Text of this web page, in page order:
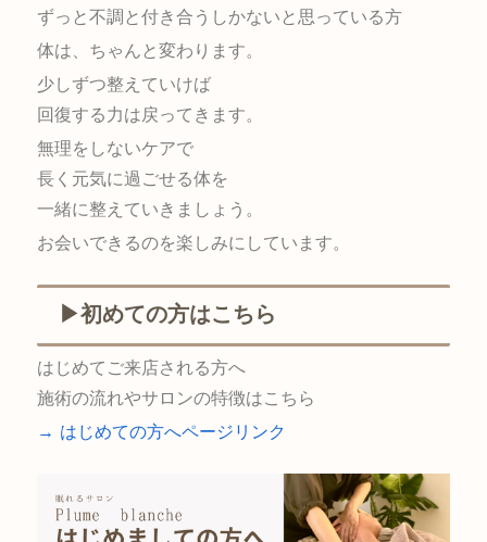
ずっと不調と付き合うしかないと思っている方
体は、ちゃんと変わります。
少しずつ整えていけば
回復する力は戻ってきます。
無理をしないケアで
長く元気に過ごせる体を
一緒に整えていきましょう。
お会いできるのを楽しみにしています。
▶初めての方はこちら
はじめてご来店される方へ
施術の流れやサロンの特徴はこちら
→ はじめての方へページリンク